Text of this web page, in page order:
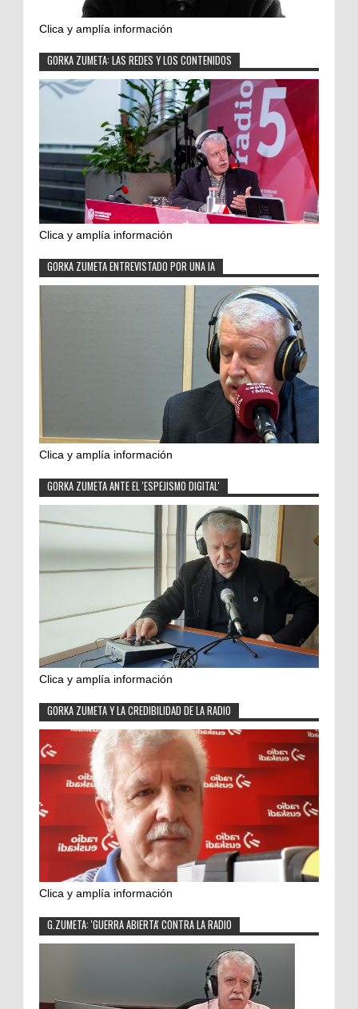
Clica y amplía información
GORKA ZUMETA: LAS REDES Y LOS CONTENIDOS
Clica y amplía información
GORKA ZUMETA ENTREVISTADO POR UNA IA
Clica y amplía información
GORKA ZUMETA ANTE EL 'ESPEJISMO DIGITAL'
Clica y amplía información
GORKA ZUMETA Y LA CREDIBILIDAD DE LA RADIO
Clica y amplía información
G.ZUMETA: 'GUERRA ABIERTA' CONTRA LA RADIO